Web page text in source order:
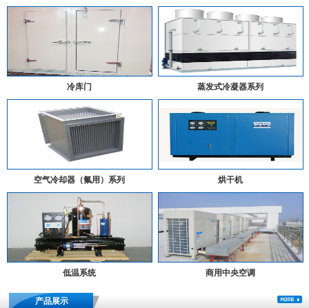
冷库门 蒸发式冷凝器系列
空气冷却器（氟用）系列 烘干机
低温系统 商用中央空调
产品展示